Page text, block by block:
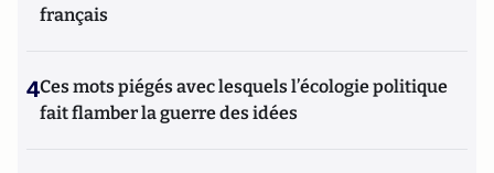
français
4Ces mots piégés avec lesquels l’écologie politique
fait flamber la guerre des idées